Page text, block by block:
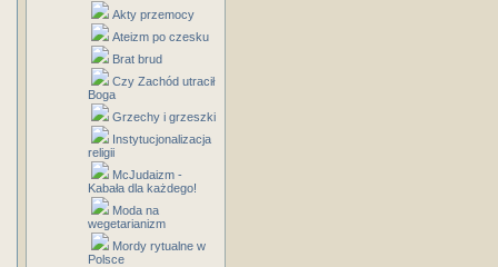
Akty przemocy
Ateizm po czesku
Brat brud
Czy Zachód utracił
Boga
Grzechy i grzeszki
Instytucjonalizacja
religii
McJudaizm -
Kabała dla każdego!
Moda na
wegetarianizm
Mordy rytualne w
Polsce